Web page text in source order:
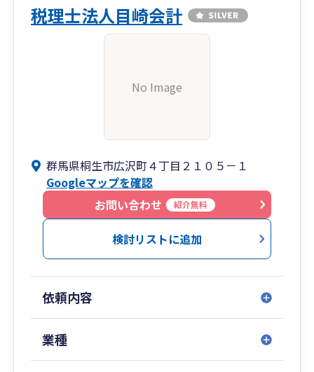
税理士法人目崎会計
No Image
群馬県桐生市広沢町４丁目２１０５－１
Googleマップを確認
お問い合わせ
紹介無料
検討リストに追加
依頼内容
業種